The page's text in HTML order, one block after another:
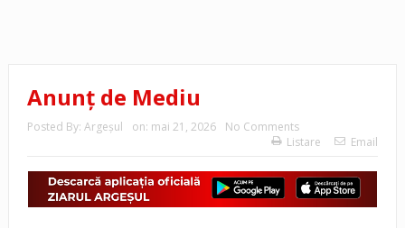
Anunț de Mediu
Posted By: Argeşul on: mai 21, 2026
No Comments
Listare
Email